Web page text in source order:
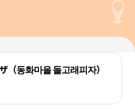
（동화마을 돌고래피자）